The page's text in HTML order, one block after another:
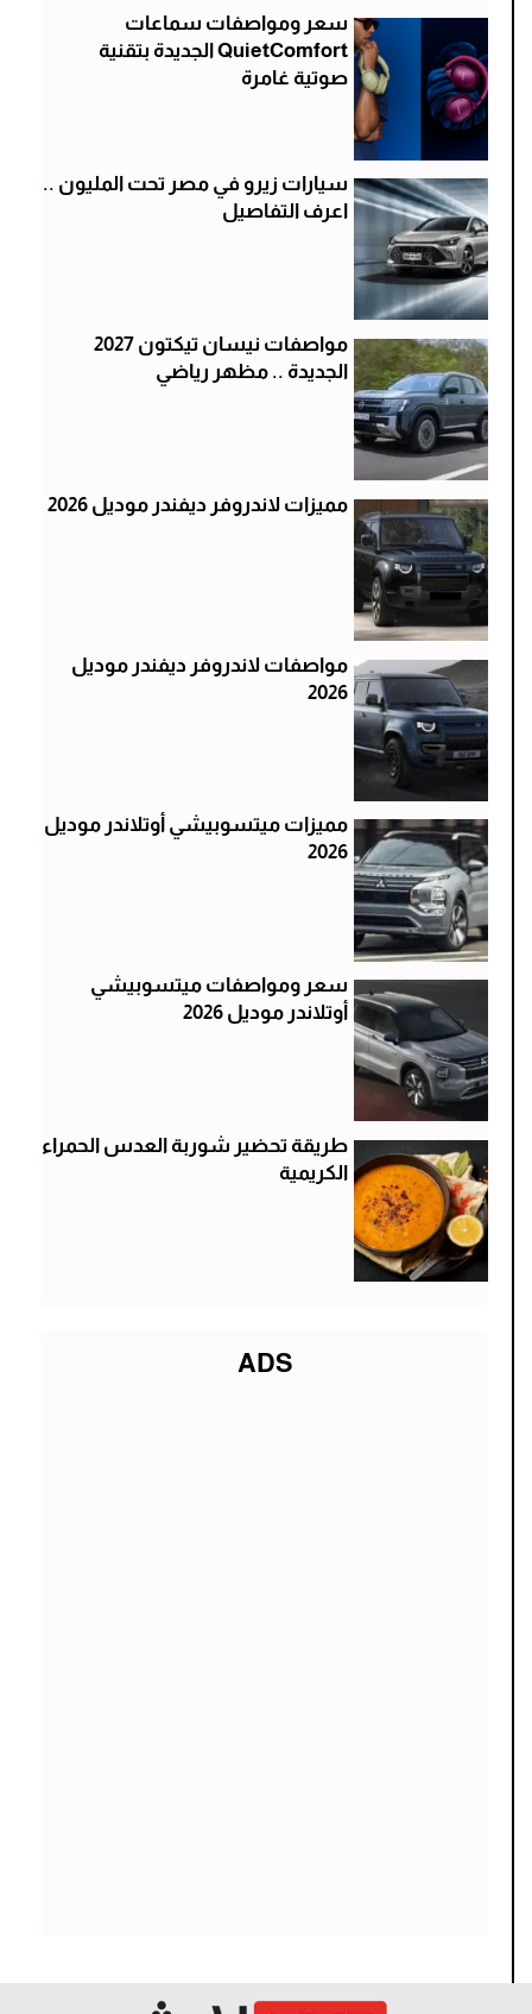
سعر ومواصفات سماعات
QuietComfort الجديدة بتقنية
صوتية غامرة
سيارات زيرو في مصر تحت المليون ..
اعرف التفاصيل
مواصفات نيسان تيكتون 2027
الجديدة .. مظهر رياضي
مميزات لاندروفر ديفندر موديل 2026
مواصفات لاندروفر ديفندر موديل
2026
مميزات ميتسوبيشي أوتلاندر موديل
2026
سعر ومواصفات ميتسوبيشي
أوتلاندر موديل 2026
طريقة تحضير شوربة العدس الحمراء
الكريمية
ADS